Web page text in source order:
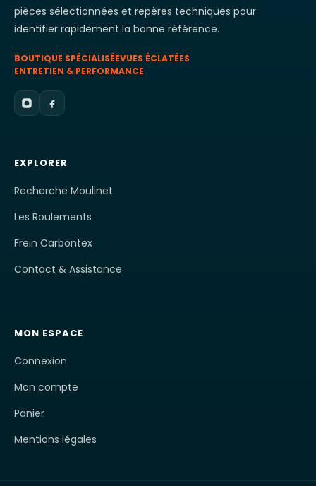
pièces sélectionnées et repères techniques pour
identifier rapidement la bonne référence.
BOUTIQUE SPÉCIALISÉEVUES ÉCLATÉES
ENTRETIEN & PERFORMANCE
EXPLORER
Recherche Moulinet
Les Roulements
Frein Carbontex
Contact & Assistance
MON ESPACE
Connexion
Mon compte
Panier
Mentions légales